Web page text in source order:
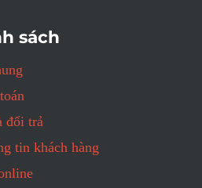
sách
đổi trả
tin khách hàng